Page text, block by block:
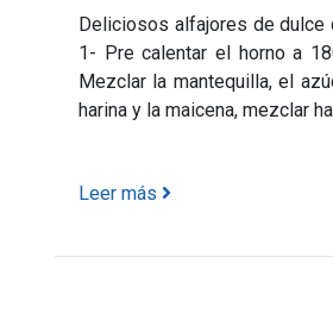
Deliciosos alfajores de dulce
1- Pre calentar el horno a
Mezclar la mantequilla, el
harina y la maicena, mezclar
Leer más